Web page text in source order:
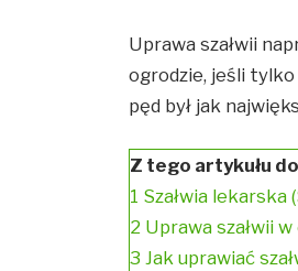
Uprawa szałwii
ogrodzie, jeśli tylko
pęd był jak
Z tego artykułu
1 Szałwia
2 Uprawa szałwii
3 Jak uprawiać